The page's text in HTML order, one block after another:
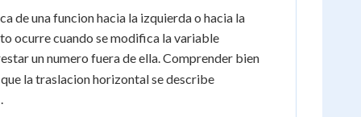
de una funcion hacia la izquierda o hacia la
ocurre cuando se modifica la variable
un numero fuera de ella. Comprender bien
que la traslacion horizontal se describe
.